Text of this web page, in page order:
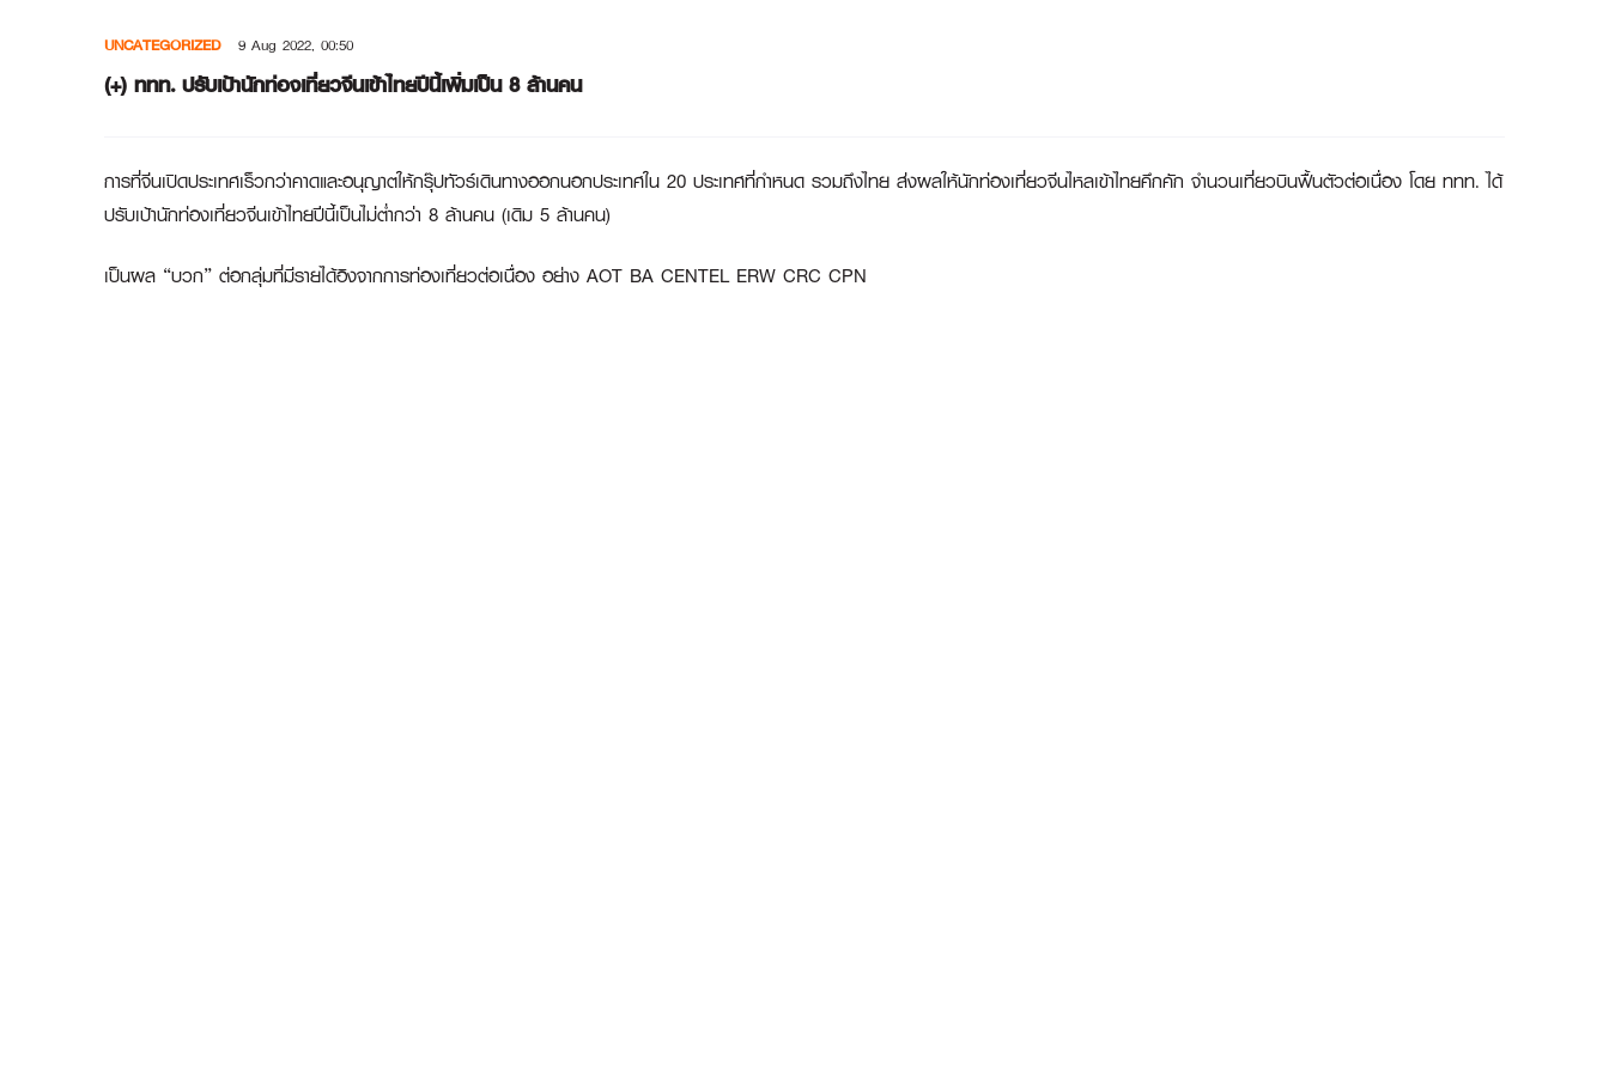
UNCATEGORIZED 9 Aug 2022, 00:50
(+) ททท. ปรับเป้านักท่องเที่ยวจีนเข้าไทยปีนี้เพิ่มเป็น 8 ล้านคน
การที่จีนเปิดประเทศเร็วกว่าคาดและอนุญาตให้กรุ๊ปทัวร์เดินทางออกนอกประเทศใน 20 ประเทศที่กำหนด รวมถึงไทย ส่งผลให้นักท่องเที่ยวจีนไหลเข้าไทยคึกคัก จำนวนเที่ยวบินฟื้นตัวต่อเนื่อง โดย ททท. ได้
ปรับเป้านักท่องเที่ยวจีนเข้าไทยปีนี้เป็นไม่ต่ำกว่า 8 ล้านคน (เดิม 5 ล้านคน)
เป็นผล “บวก” ต่อกลุ่มที่มีรายได้อิงจากการท่องเที่ยวต่อเนื่อง อย่าง AOT BA CENTEL ERW CRC CPN